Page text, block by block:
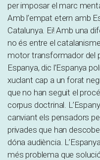
per imposar el marc
Amb l’empat etern amb
Catalunya. Ei! Amb una
no és entre el
motor transformador del
Espanya, dic l’Espanya
xuclant cap a un forat
que no han seguit el
corpus doctrinal.
canviant els pensadors
privades que han
dóna audiència.
més problema que